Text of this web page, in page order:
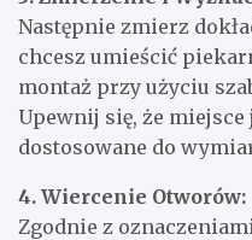
Następnie zmierz
chcesz umieścić
montaż przy użyciu
Upewnij się, że
dostosowane do
4. Wiercenie Otworów:
Zgodnie z